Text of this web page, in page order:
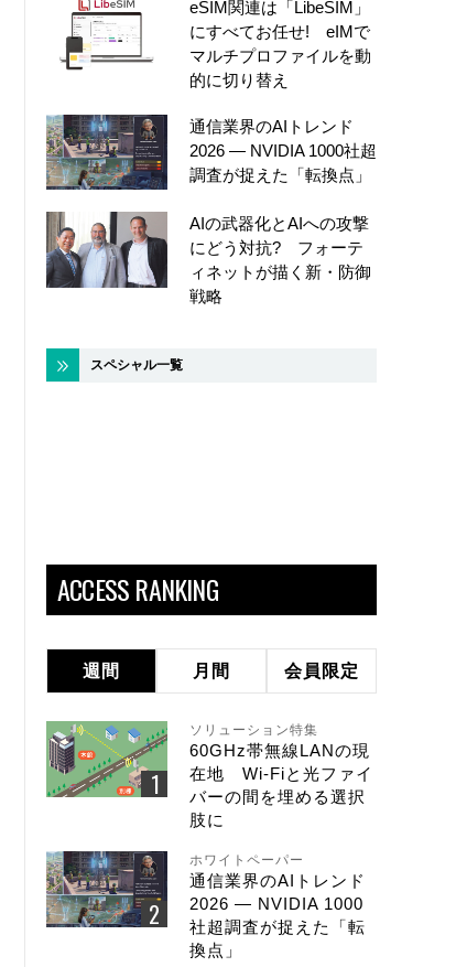
eSIM関連は「LibeSIM」
にすべてお任せ! eIMで
マルチプロファイルを動
的に切り替え
通信業界のAIトレンド
2026 ― NVIDIA 1000社超
調査が捉えた「転換点」
AIの武器化とAIへの攻撃
にどう対抗? フォーテ
ィネットが描く新・防御
戦略
スペシャル一覧
ACCESS RANKING
週間 月間 会員限定
ソリューション特集
60GHz帯無線LANの現
在地 Wi-Fiと光ファイ
バーの間を埋める選択
肢に
ホワイトペーパー
通信業界のAIトレンド
2026 ― NVIDIA 1000
社超調査が捉えた「転
換点」